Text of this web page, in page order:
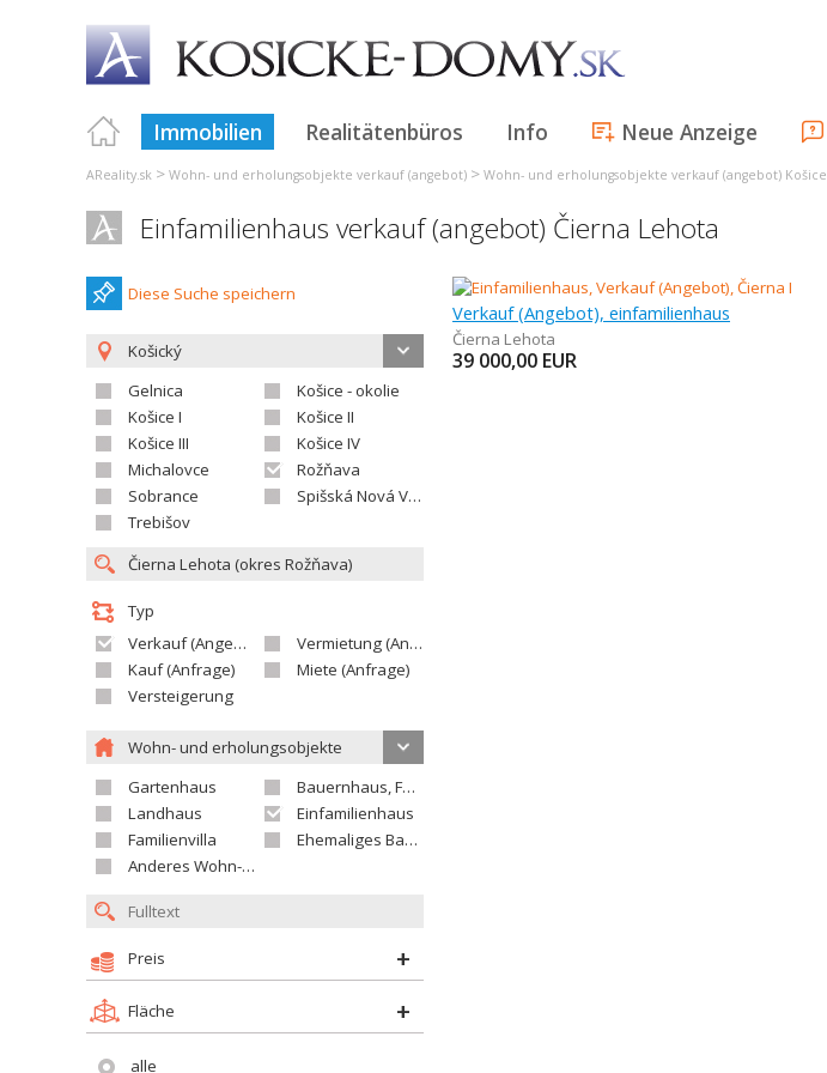
Immobilien Realitätenbüros Info Neue Anzeige
AReality.sk > Wohn- und erholungsobjekte verkauf (angebot) > Wohn- und erholungsobjekte verkauf (angebot) Košice
Einfamilienhaus verkauf (angebot) Čierna Lehota
Diese Suche speichern
Košický
Gelnica
Košice - okolie
Košice I
Košice II
Košice III
Košice IV
Michalovce
Rožňava
Sobrance
Spišská Nová Ves
Trebišov
Typ
Verkauf (Angebot)
Vermietung (Angebot)
Kauf (Anfrage)
Miete (Anfrage)
Versteigerung
Wohn- und erholungsobjekte
Gartenhaus
Bauernhaus, Ferienhaus
Landhaus
Einfamilienhaus
Familienvilla
Ehemaliges Bauerngut
Anderes Wohn- oder Ferienobjekt
Preis
Fläche
alle
Verkauf (Angebot), einfamilienhaus
Čierna Lehota
39 000,00 EUR